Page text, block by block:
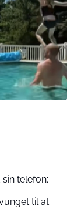
telefon:
til at